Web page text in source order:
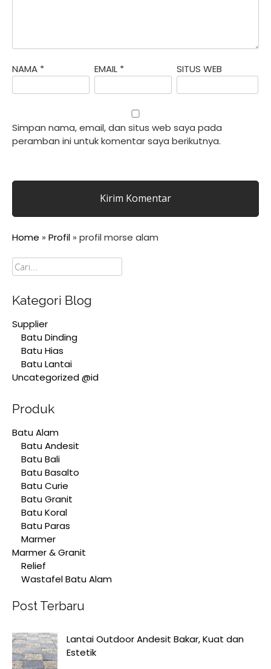
NAMA * EMAIL * SITUS WEB
Simpan nama, email, dan situs web saya pada
peramban ini untuk komentar saya berikutnya.
Home » Profil » profil morse alam
Cari
Kategori Blog
Supplier
Batu Dinding
Batu Hias
Batu Lantai
Uncategorized @id
Produk
Batu Alam
Batu Andesit
Batu Bali
Batu Basalto
Batu Curie
Batu Granit
Batu Koral
Batu Paras
Marmer
Marmer & Granit
Relief
Wastafel Batu Alam
Post Terbaru
Lantai Outdoor Andesit Bakar, Kuat dan
Estetik